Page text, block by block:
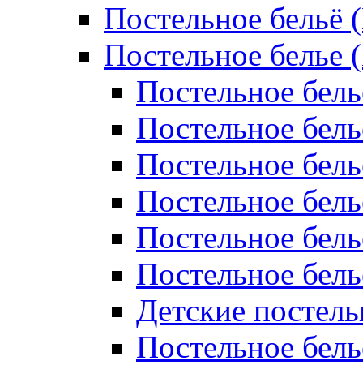
Постельное
Постельное
Постельное
Постельное
Постельное
Постельное
Постельное
Постельное
Детские
Постельное